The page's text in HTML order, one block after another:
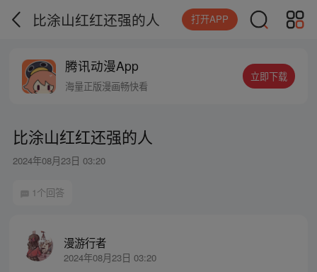
比涂山红红还强的人 打开APP
腾讯动漫App
海量正版漫画畅快看
立即下载
比涂山红红还强的人
2024年08月23日 03:20
1个回答
漫游行者
2024年08月23日 03:20